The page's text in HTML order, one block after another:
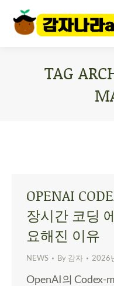
TAG
OPENAI
장시간 코딩
요해진 이유
NEWS By 감자 2026
OpenAI의 Codex-